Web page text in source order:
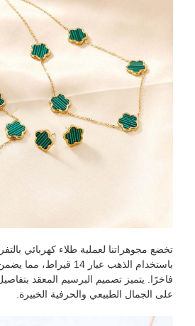
تخضع مجوهراتنا لعملية طلاء كهربائي
باستخدام الذهب عيار 14
فاخرًا. يتميز تصميم البرسيم المعقد
على الجمال الطبيعي والحرفية الخبيرة.